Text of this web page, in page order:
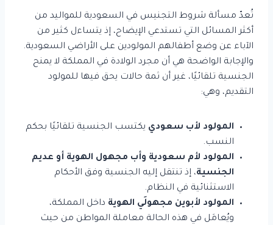
تُعدّ مسألة شروط التجنيس في السعودية للمواليد من
أكثر المسائل التي تستدعي الإيضاح، إذ يتساءل كثير من
الآباء عن وضع أطفالهم المولودين على الأراضي السعودية.
والإجابة الواضحة هي أن مجرد الولادة في المملكة لا يمنح
الجنسية تلقائيًا، غير أن ثمة حالات يحق فيها للمولود
التقديم، وهي:
المولود لأب سعودي يكتسب الجنسية تلقائيًا بحكم
النسب.
المولود لأم سعودية وأب مجهول الهوية أو عديم
الجنسية، إذ تنتقل إليه الجنسية وفق الأحكام
الاستثنائية في النظام.
المولود لأبوين مجهولَي الهوية داخل المملكة،
ويُعامَل في هذه الحالة معاملة المواطن من حيث